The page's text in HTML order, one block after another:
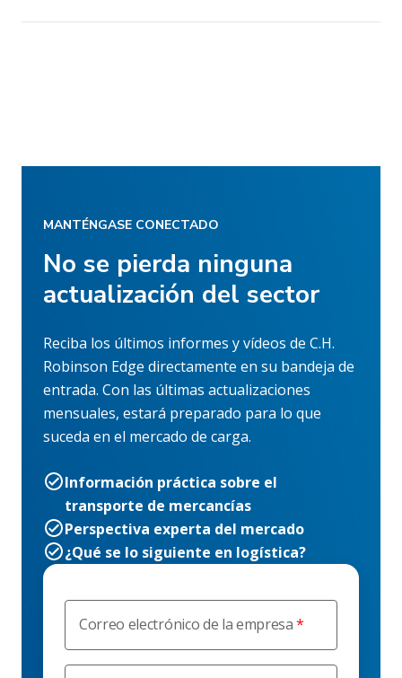
Correo electrónico de la empresa
MANTÉNGASE CONECTADO
No se pierda ninguna
actualización del sector
Reciba los últimos informes y vídeos de C.H.
Robinson Edge directamente en su bandeja de
entrada. Con las últimas actualizaciones
mensuales, estará preparado para lo que
suceda en el mercado de carga.
Información práctica sobre el
transporte de mercancías
Perspectiva experta del mercado
¿Qué se lo siguiente en logística?